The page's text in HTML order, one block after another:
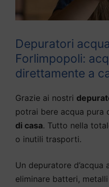
Depuratori
Forlimpopoli:
direttamente a
Grazie ai nostri
potrai bere acqua pura
di casa. Tutto nella
o inutili trasporti.
Un depuratore d’acqua
eliminare batteri,